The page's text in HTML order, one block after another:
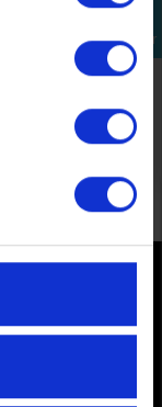
connecter